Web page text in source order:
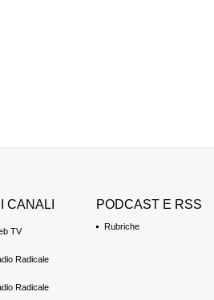
CANALI
TV
Radicale
Radicale
PODCAST E RSS
Rubriche